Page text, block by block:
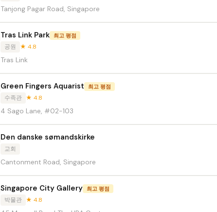
Tanjong Pagar Road, Singapore
Tras Link Park 최고 평점
공원 ★ 4.8
Tras Link
Green Fingers Aquarist 최고 평점
수족관 ★ 4.8
4 Sago Lane, #02-103
Den danske sømandskirke
교회
Cantonment Road, Singapore
Singapore City Gallery 최고 평점
박물관 ★ 4.8